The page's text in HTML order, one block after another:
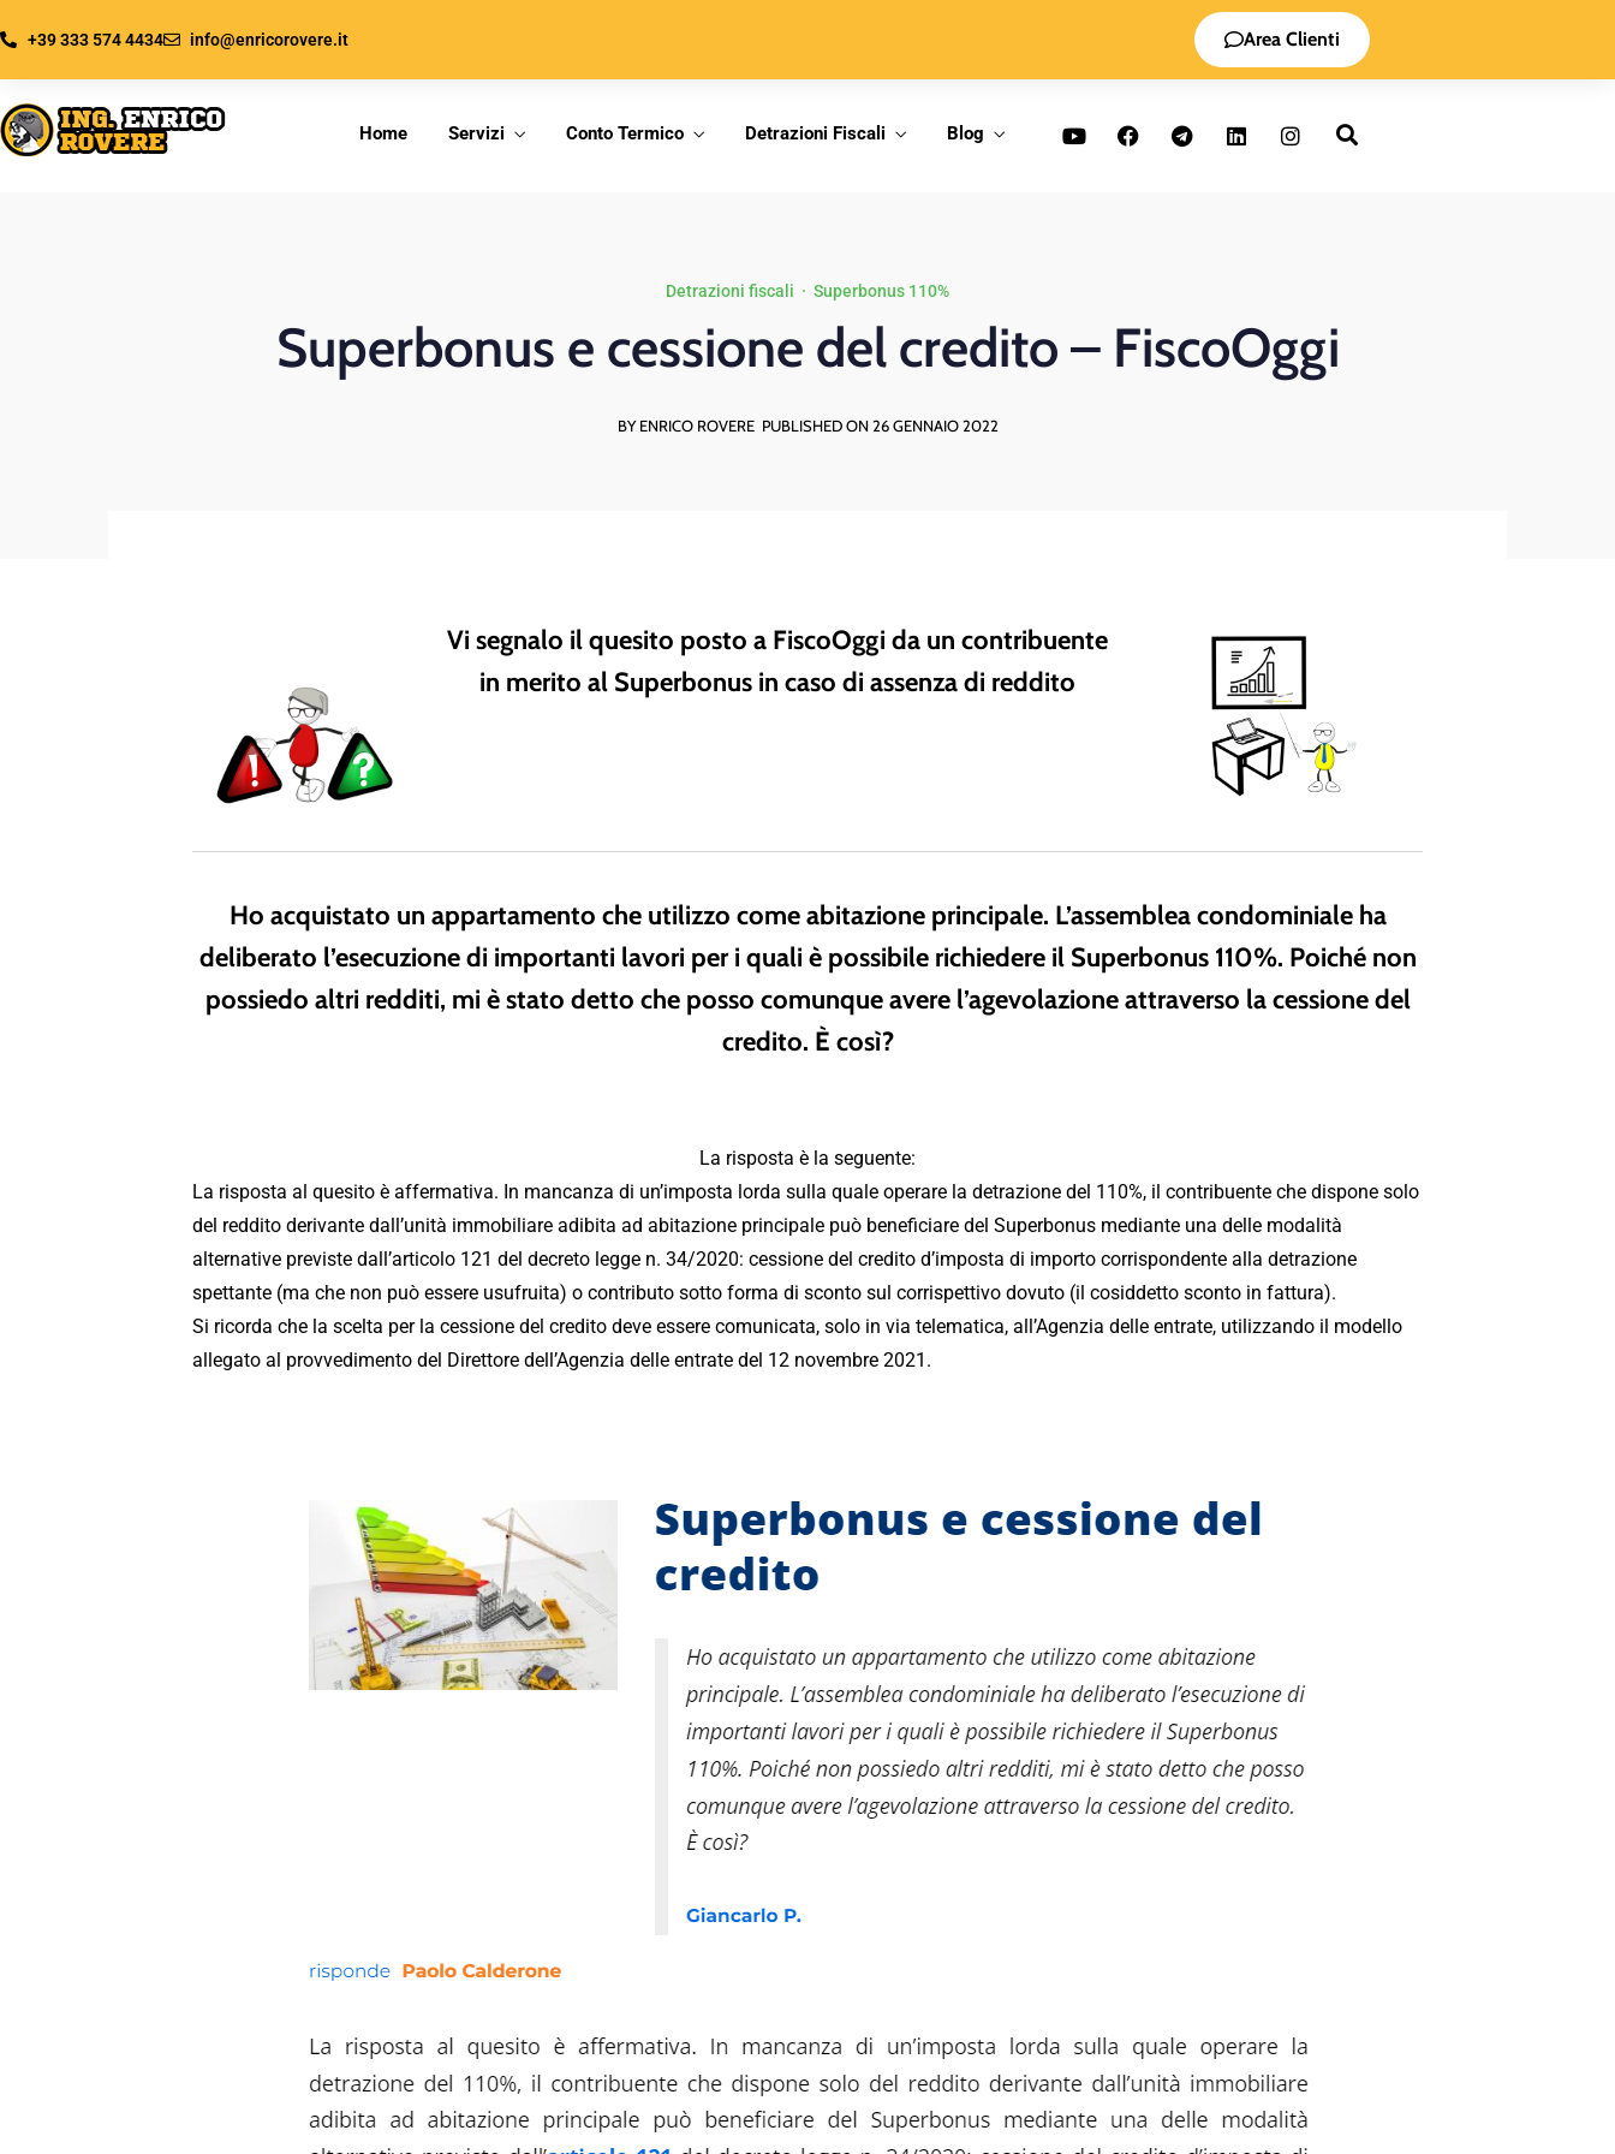
+39 333 574 4434 info@enricorovere.it Area Clienti
Home Servizi Conto Termico Detrazioni Fiscali Blog
Detrazioni fiscali · Superbonus 110%
Superbonus e cessione del credito – FiscoOggi
BY ENRICO ROVERE PUBLISHED ON 26 GENNAIO 2022
Vi segnalo il quesito posto a FiscoOggi da un contribuente
in merito al Superbonus in caso di assenza di reddito
Ho acquistato un appartamento che utilizzo come abitazione principale. L’assemblea condominiale ha
deliberato l’esecuzione di importanti lavori per i quali è possibile richiedere il Superbonus 110%. Poiché non
possiedo altri redditi, mi è stato detto che posso comunque avere l’agevolazione attraverso la cessione del
credito. È così?
La risposta è la seguente:
La risposta al quesito è affermativa. In mancanza di un’imposta lorda sulla quale operare la detrazione del 110%, il contribuente che dispone solo
del reddito derivante dall’unità immobiliare adibita ad abitazione principale può beneficiare del Superbonus mediante una delle modalità
al ternative previste dall’articolo 121 del decreto legge n. 34/2020: cessione del credito d’imposta di importo corrispondente alla detrazione
spettante (ma che non può essere usufruita) o contributo sotto forma di sconto sul corrispettivo dovuto (il cosiddetto sconto in fattura).
Si ricorda che la scelta per la cessione del credito deve essere comunicata, solo in via telematica, all’Agenzia delle entrate, utilizzando il modello
allegato al provvedimento del Direttore dell’Agenzia delle entrate del 12 novembre 2021.